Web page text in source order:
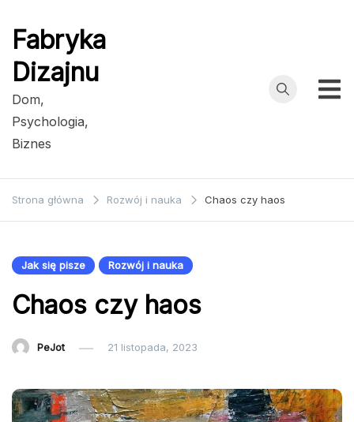
Fabryka
Dizajnu
Dom,
Psychologia,
Biznes
Strona główna Rozwój i nauka Chaos czy haos
Jak się pisze Rozwój i nauka
Chaos czy haos
PeJot 21 listopada, 2023